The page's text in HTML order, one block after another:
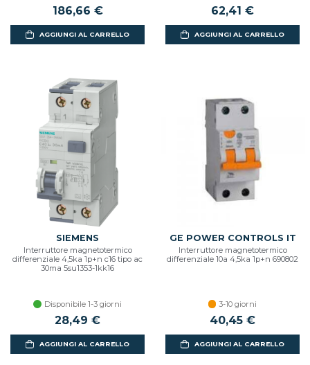
186,66 €
AGGIUNGI AL CARRELLO
62,41 €
AGGIUNGI AL CARRELLO
SIEMENS
Interruttore magnetotermico
differenziale 4,5ka 1p+n c16 tipo ac
30ma 5su1353-1kk16
Disponibile 1-3 giorni
28,49 €
AGGIUNGI AL CARRELLO
GE POWER CONTROLS IT
Interruttore magnetotermico
differenziale 10a 4,5ka 1p+n 690802
3-10 giorni
40,45 €
AGGIUNGI AL CARRELLO